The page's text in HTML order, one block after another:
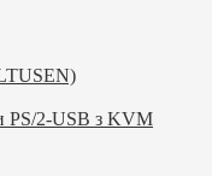
PS/2-USB з KVM